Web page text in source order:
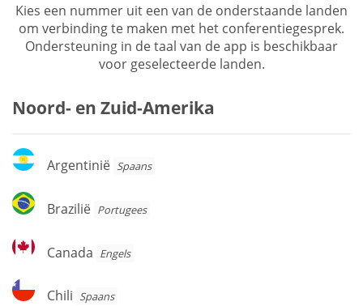
Kies een nummer uit een van de onderstaande landen
om verbinding te maken met het conferentiegesprek.
Ondersteuning in de taal van de app is beschikbaar
voor geselecteerde landen.
Noord- en Zuid-Amerika
Argentinië
Argentinië Spaans
Brazilië
Brazilië Portugees
Canada
Canada Engels
Chili
Chili Spaans